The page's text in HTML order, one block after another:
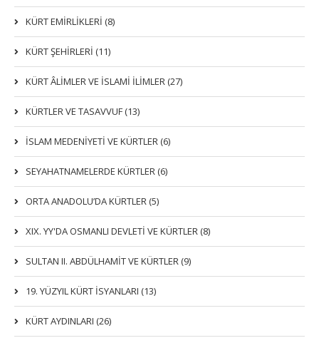
KÜRT EMİRLİKLERİ (8)
KÜRT ŞEHİRLERİ (11)
KÜRT ÂLİMLER VE İSLAMİ İLİMLER (27)
KÜRTLER VE TASAVVUF (13)
İSLAM MEDENİYETİ VE KÜRTLER (6)
SEYAHATNAMELERDE KÜRTLER (6)
ORTA ANADOLU’DA KÜRTLER (5)
XIX. YY'DA OSMANLI DEVLETI VE KÜRTLER (8)
SULTAN II. ABDÜLHAMİT VE KÜRTLER (9)
19. YÜZYIL KÜRT İSYANLARI (13)
KÜRT AYDINLARI (26)